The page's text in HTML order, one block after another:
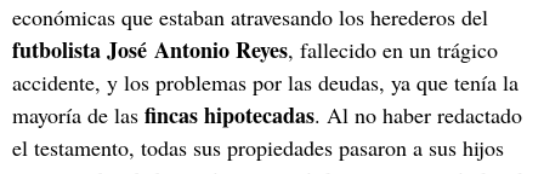
económicas que estaban atravesando los herederos del
futbolista José Antonio Reyes, fallecido en un trágico
accidente, y los problemas por las deudas, ya que tenía la
mayoría de las fincas hipotecadas. Al no haber redactado
el testamento, todas sus propiedades pasaron a sus hijos